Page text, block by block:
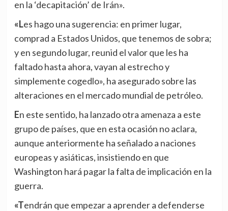
en la ‘decapitación’ de Irán».
«Les hago una sugerencia: en primer lugar,
comprad a Estados Unidos, que tenemos de sobra;
y en segundo lugar, reunid el valor que les ha
faltado hasta ahora, vayan al estrecho y
simplemente cogedlo», ha asegurado sobre las
alteraciones en el mercado mundial de petróleo.
En este sentido, ha lanzado otra amenaza a este
grupo de países, que en esta ocasión no aclara,
aunque anteriormente ha señalado a naciones
europeas y asiáticas, insistiendo en que
Washington hará pagar la falta de implicación en la
guerra.
«Tendrán que empezar a aprender a defenderse